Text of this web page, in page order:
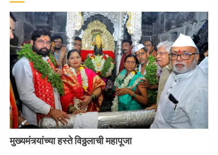
3
माऊलींची पालखी खंडेरायाच्या जेजुरीत
मुख्यमंत्र्यांच्या हस्ते विठ्ठलाची महापूजा